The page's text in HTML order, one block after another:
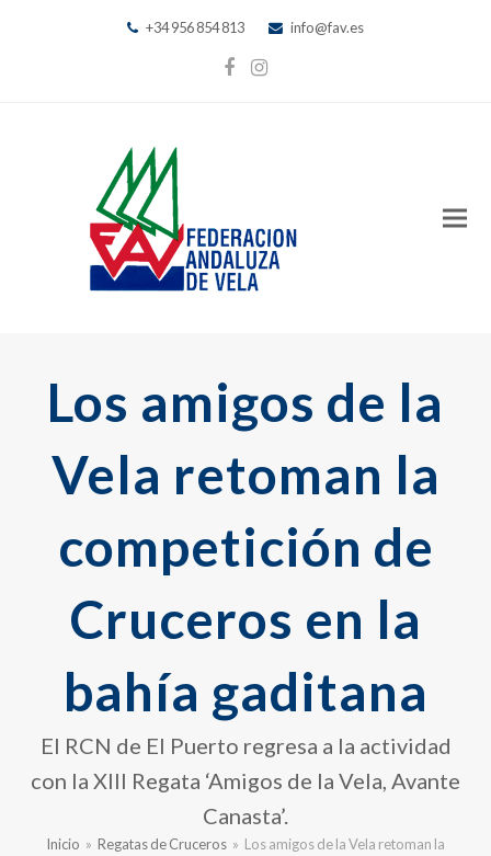
+34 956 854 813 info@fav.es
Facebook
Instagram
Los amigos de la
Vela retoman la
competición de
Cruceros en la
bahía gaditana
El RCN de El Puerto regresa a la actividad
con la XIII Regata ‘Amigos de la Vela, Avante
Canasta’.
Inicio » Regatas de Cruceros » Los amigos de la Vela retoman la